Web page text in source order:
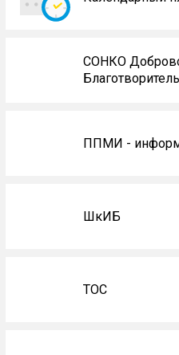
СОНКО
ППМИ -
ШкИБ
ТОС